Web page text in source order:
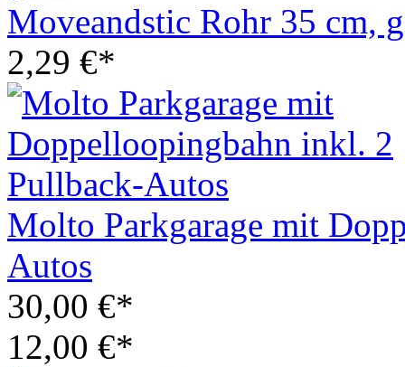
Moveandstic Rohr 35 cm,
2,29 €*
Molto Parkgarage mit
Autos
30,00 €*
12,00 €*